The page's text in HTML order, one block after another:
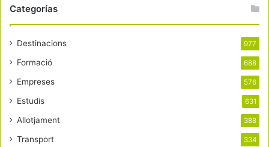
Categorías
Destinacions 977
Formació 688
Empreses 576
Estudis 631
Allotjament 388
Transport 334